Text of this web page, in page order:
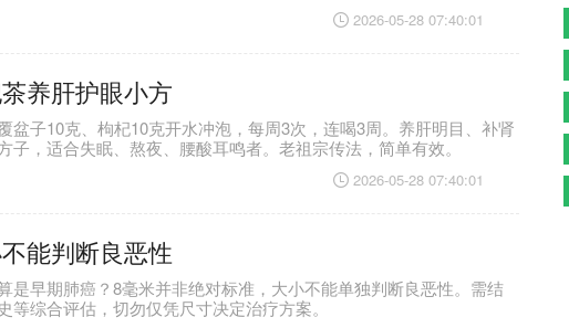
2026-05-28 07:40:01
养肝护眼小方
盆子10克、枸杞10克开水冲泡，每周3次，连喝3周。养肝明目、补肾
子，适合失眠、熬夜、腰酸耳鸣者。老祖宗传法，简单有效。
2026-05-28 07:40:01
能判断良恶性
是早期肺癌？8毫米并非绝对标准，大小不能单独判断良恶性。需结
等综合评估，切勿仅凭尺寸决定治疗方案。